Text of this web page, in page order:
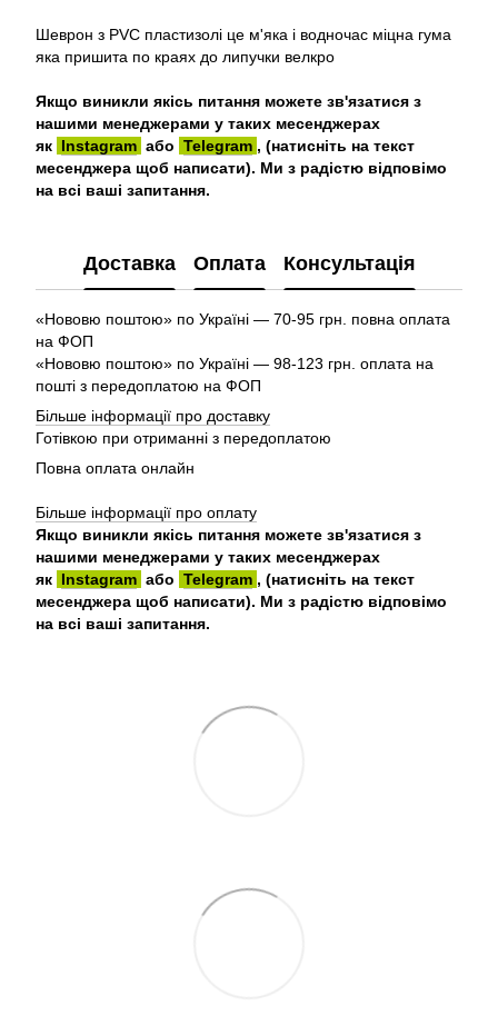
Шеврон з PVC пластизолі це м'яка і водночас міцна гума
яка пришита по краях до липучки велкро
Якщо виникли якісь питання можете зв'язатися з
нашими менеджерами у таких месенджерах
як Instagram або Telegram , (натисніть на текст
месенджера щоб написати). Ми з радістю відповімо
на всі ваші запитання.
Доставка Оплата Консультація
«Нововю поштою» по Україні — 70-95 грн. повна оплата
на ФОП
«Нововю поштою» по Україні — 98-123 грн. оплата на
пошті з передоплатою на ФОП
Більше інформації про доставку
Готівкою при отриманні з передоплатою
Повна оплата онлайн
Більше інформації про оплату
Якщо виникли якісь питання можете зв'язатися з
нашими менеджерами у таких месенджерах
як Instagram або Telegram , (натисніть на текст
месенджера щоб написати). Ми з радістю відповімо
на всі ваші запитання.